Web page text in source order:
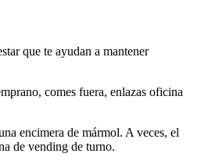
que te ayudan a mantener
comes fuera, enlazas oficina
encimera de mármol. A veces, el
de vending de turno.